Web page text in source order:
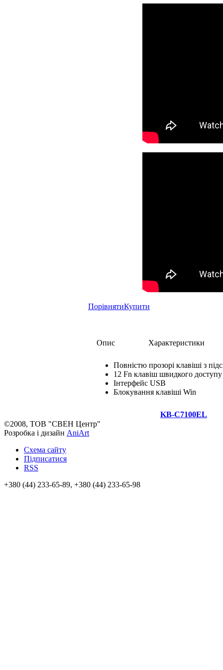
ПорівнятиКупити
Опис Характеристики
Повністю прозорі клавіші з
12 Fn клавіш швидкого доступу
Інтерфейс USB
Блокування клавіші Win
KB-C7100EL
©2008, ТОВ "СВЕН Центр"
Розробка і дизайн AniArt
Схема сайту
Підписатися
RSS
+380 (44) 233-65-89, +380 (44) 233-65-98